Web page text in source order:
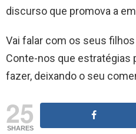
discurso que promova a
Vai falar com os seus
Conte-nos que estratégias
fazer, deixando o seu
25
SHARES